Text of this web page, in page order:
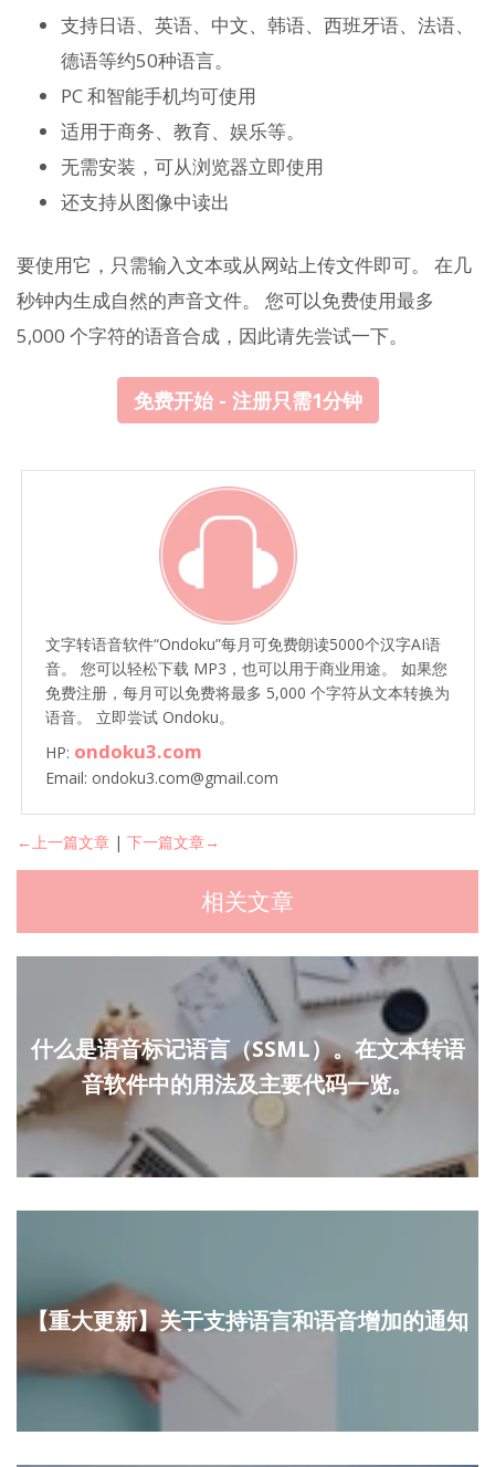
支持日语、英语、中文、韩语、西班牙语、法语、
德语等约50种语言。
PC 和智能手机均可使用
适用于商务、教育、娱乐等。
无需安装，可从浏览器立即使用
还支持从图像中读出
要使用它，只需输入文本或从网站上传文件即可。 在几
秒钟内生成自然的声音文件。 您可以免费使用最多
5,000 个字符的语音合成，因此请先尝试一下。
免费开始 - 注册只需1分钟
文字转语音软件“Ondoku”每月可免费朗读5000个汉字AI语
音。 您可以轻松下载 MP3，也可以用于商业用途。 如果您
免费注册，每月可以免费将最多 5,000 个字符从文本转换为
语音。 立即尝试 Ondoku。
HP: ondoku3.com
Email: ondoku3.com@gmail.com
←上一篇文章 | 下一篇文章→
相关文章
什么是语音标记语言（SSML）。在文本转语
音软件中的用法及主要代码一览。
【重大更新】关于支持语言和语音增加的通知